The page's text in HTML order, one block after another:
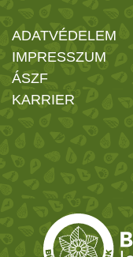
ADATVÉDELEM
IMPRESSZUM
ÁSZF
KARRIER